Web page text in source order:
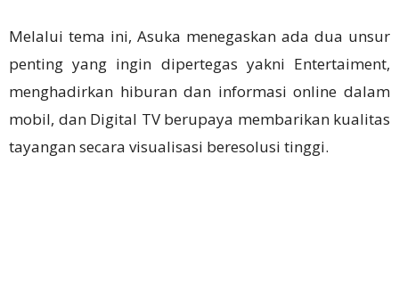
Melalui tema ini, Asuka menegaskan ada dua unsur
penting yang ingin dipertegas yakni Entertaiment,
menghadirkan hiburan dan informasi online dalam
mobil, dan Digital TV berupaya membarikan kualitas
tayangan secara visualisasi beresolusi tinggi.